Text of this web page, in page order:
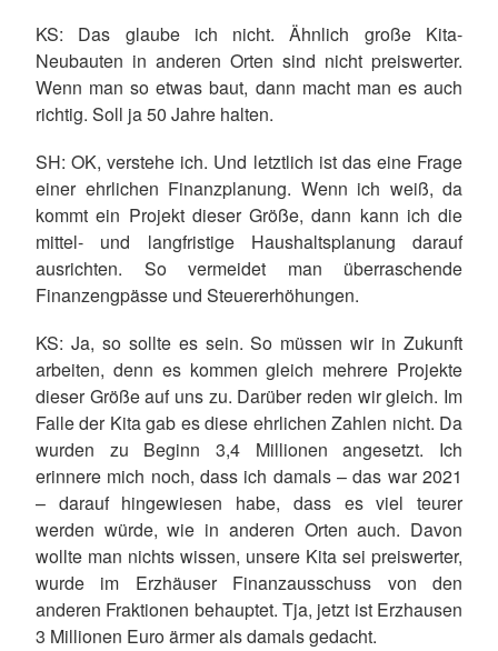
KS: Das glaube ich nicht. Ähnlich große Kita-
Neubauten in anderen Orten sind nicht preiswerter.
Wenn man so etwas baut, dann macht man es auch
richtig. Soll ja 50 Jahre halten.
SH: OK, verstehe ich. Und letztlich ist das eine Frage
einer ehrlichen Finanzplanung. Wenn ich weiß, da
kommt ein Projekt dieser Größe, dann kann ich die
mittel- und langfristige Haushaltsplanung darauf
ausrichten. So vermeidet man überraschende
Finanzengpässe und Steuererhöhungen.
KS: Ja, so sollte es sein. So müssen wir in Zukunft
arbeiten, denn es kommen gleich mehrere Projekte
dieser Größe auf uns zu. Darüber reden wir gleich. Im
Falle der Kita gab es diese ehrlichen Zahlen nicht. Da
wurden zu Beginn 3,4 Millionen angesetzt. Ich
erinnere mich noch, dass ich damals – das war 2021
– darauf hingewiesen habe, dass es viel teurer
werden würde, wie in anderen Orten auch. Davon
wollte man nichts wissen, unsere Kita sei preiswerter,
wurde im Erzhäuser Finanzausschuss von den
anderen Fraktionen behauptet. Tja, jetzt ist Erzhausen
3 Millionen Euro ärmer als damals gedacht.